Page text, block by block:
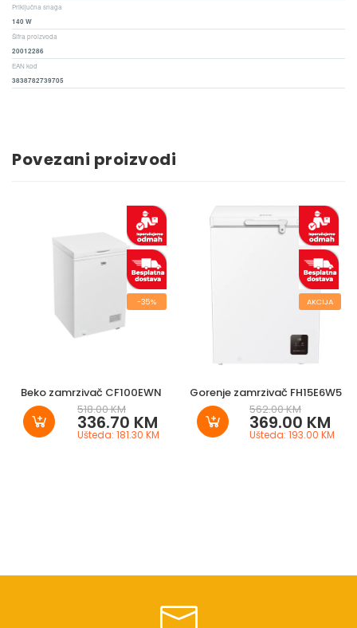
Priključna snaga
140 W
Šifra proizvoda
20012286
EAN kod
3838782739705
Povezani proizvodi
-35%
Beko zamrzivač CF100EWN
518.00 KM
336.70 KM
Ušteda: 181.30 KM
AKCIJA
Gorenje zamrzivač FH15E6W5
562.00 KM
369.00 KM
Ušteda: 193.00 KM